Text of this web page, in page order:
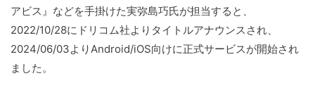
アビス』などを手掛けた実弥島巧氏が担当すると、
2022/10/28にドリコム社よりタイトルアナウンスされ、
2024/06/03よりAndroid/iOS向けに正式サービスが開始され
ました。